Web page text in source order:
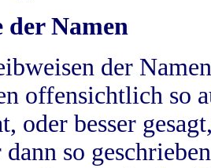
der Namen
der
offensichtlich so
oder besser
dann so